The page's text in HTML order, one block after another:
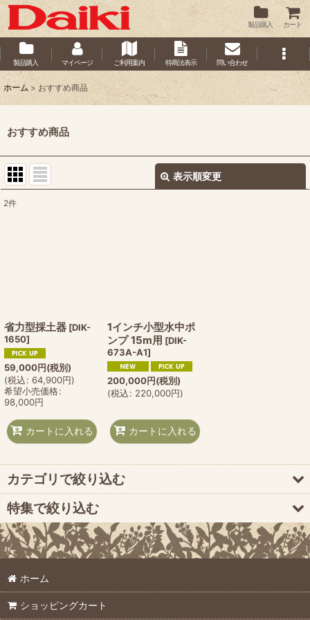
製品購入 カート
製品購入 マイページ ご利用案内 特商法表示 問い合わせ
ホーム > おすすめ商品
おすすめ商品
表示順変更
2件
省力型採土器 [DIK-
1650]
59,000円(税別)
(税込: 64,900円)
希望小売価格:
98,000円
カートに入れる
1インチ小型水中ポ
ンプ 15m用 [DIK-
673A-A1]
200,000円(税別)
(税込: 220,000円)
カートに入れる
カテゴリで絞り込む
pFメータ
ミズトール
農業現場測定
土壌採取機器
特集で絞り込む
個人農業生産者向け機器
土壌サンプリング機器
消耗品・オプション
ホーム
ショッピングカート